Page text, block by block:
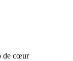
de cœur